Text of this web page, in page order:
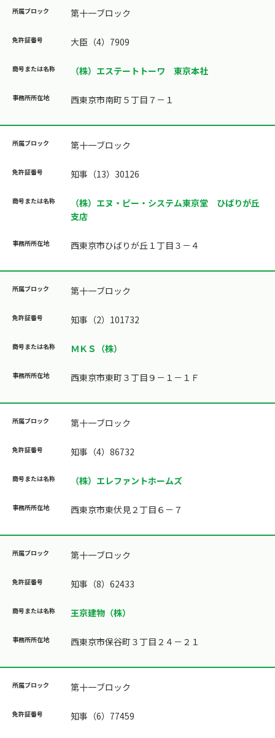
第十一ブロック
大臣（4）7909
（株）エステートトーワ 東京本社
西東京市南町５丁目７－１
第十一ブロック
知事（13）30126
（株）エヌ・ピー・システム東京堂 ひばりが丘
支店
西東京市ひばりが丘１丁目３－４
第十一ブロック
知事（2）101732
ＭＫＳ（株）
西東京市東町３丁目９－１－１Ｆ
第十一ブロック
知事（4）86732
（株）エレファントホームズ
西東京市東伏見２丁目６－７
第十一ブロック
知事（8）62433
王京建物（株）
西東京市保谷町３丁目２４－２１
第十一ブロック
知事（6）77459